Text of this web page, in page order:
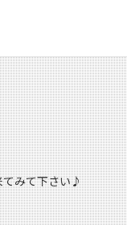
てみて下さい♪